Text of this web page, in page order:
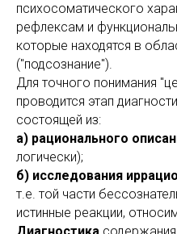
психосоматического
рефлексам и
которые находятся в
("подсознание").
Для точного понимания
проводится этап
состоящей из:
а) рационального
логически);
б) исследования
т.е. той части
истинные реакции,